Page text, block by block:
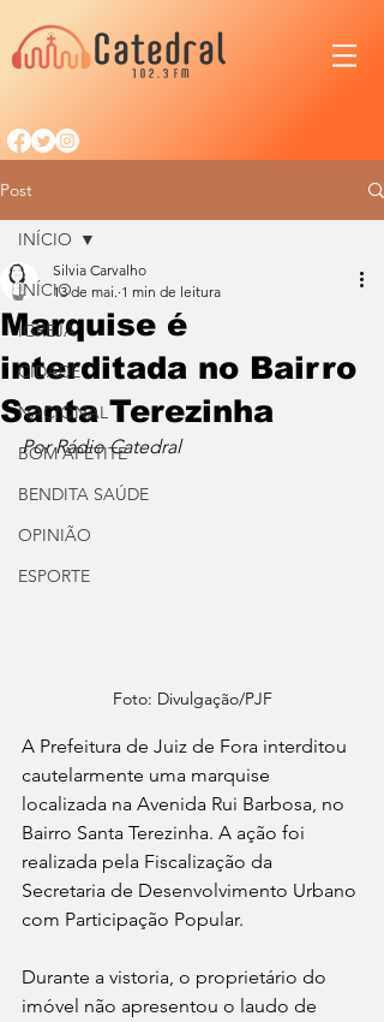
Post
INÍCIO
IGREJA
CIDADE
NACIONAL
BOM APETITE
BENDITA SAÚDE
OPINIÃO
ESPORTE
INÍCIO
Marquise é
interditada no Bairro
Santa Terezinha
Silvia Carvalho
13 de mai. 1 min de leitura
Por Rádio Catedral
Foto: Divulgação/PJF
A Prefeitura de Juiz de Fora interditou
cautelarmente uma marquise
localizada na Avenida Rui Barbosa, no
Bairro Santa Terezinha. A ação foi
realizada pela Fiscalização da
Secretaria de Desenvolvimento Urbano
com Participação Popular.
Durante a vistoria, o proprietário do
imóvel não apresentou o laudo de